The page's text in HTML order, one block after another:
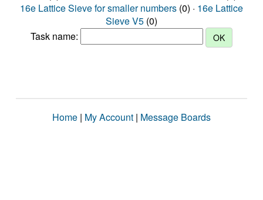
16e Lattice Sieve for smaller numbers (0) · 16e Lattice
Sieve V5 (0)
Task name:
Home | My Account | Message Boards